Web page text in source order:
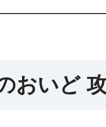
おいど